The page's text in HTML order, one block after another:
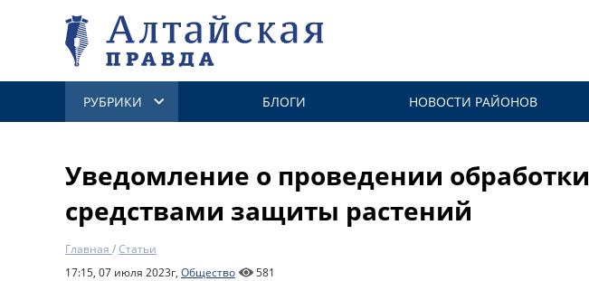
РУБРИКИ БЛОГИ НОВОСТИ РАЙОНОВ
Уведомление о проведении обработки
средствами защиты растений
Главная /Статьи
17:15, 07 июля 2023г, Общество 581